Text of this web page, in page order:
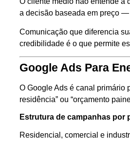
a decisão baseada em preço —
Comunicação que diferencia
credibilidade é o que permite
Google Ads Para
O Google Ads é canal primário
residência” ou “orçamento
Estrutura de campanhas por
Residencial, comercial e